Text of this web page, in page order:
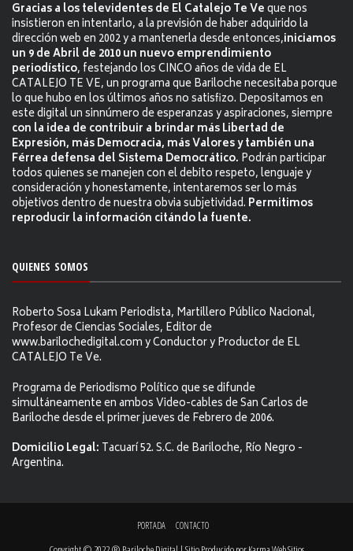
Gracias a los televidentes de El Catalejo Te Veque nos
insistieron en intentarlo, a la previsión de haber adquirido la
dirección web en 2002 y a mantenerla desde entonces,iniciamos
un 9 de Abril de 2010 un nuevo emprendimiento
periodístico, festejando los CINCO años de vida de EL
CATALEJO TE VE, un programa que Bariloche necesitaba porque
lo que hubo en los últimos años no satisfizo. Depositamos en
este digital un sinnúmero de esperanzas y aspiraciones, siempre
con la idea de contribuir a brindar más Libertad de
Expresión, más Democracia, más Valores y también una
Férrea defensa del Sistema Democrático. Podrán participar
todos quienes se manejen con el debito respeto, lenguaje y
consideración y honestamente, intentaremos ser lo más
objetivos dentro de nuestra obvia subjetividad. Permitimos
reproducir la información citándo la fuente.
QUIENES SOMOS
Roberto Sosa Lukam Periodista, Martillero Público Nacional,
Profesor de Ciencias Sociales, Editor de
www.barilochedigital.com y Conductor y Productor de EL
CATALEJO Te Ve.
Programa de Periodismo Político que se difunde
simultáneamente en ambos Video-cables de San Carlos de
Bariloche desde el primer jueves de Febrero de 2006.
Domicilio Legal: Tacuarí 52. S.C. de Bariloche, Río Negro -
Argentina.
PORTADA CONTACTO